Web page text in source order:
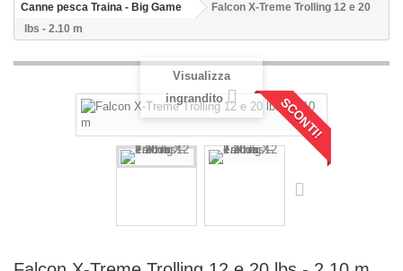
Canne pesca Traina - Big Game
Falcon X-Treme Trolling 12 e 20
lbs - 2.10 m
SCONTI!
Visualizza
ingrandito